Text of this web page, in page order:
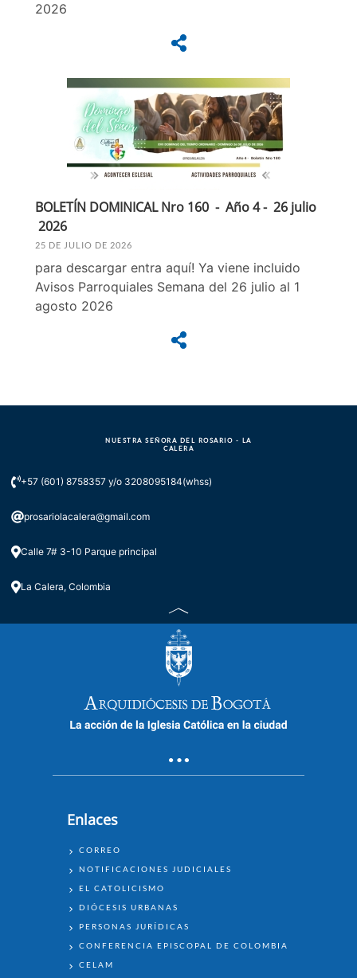
2026
BOLETÍN DOMINICAL Nro 160 - Año 4 - 26 julio
2026
25 DE JULIO DE 2026
para descargar entra aquí! Ya viene incluido
Avisos Parroquiales Semana del 26 julio al 1
agosto 2026
NUESTRA SEÑORA DEL ROSARIO - LA
CALERA
+57 (601) 8758357 y/o 3208095184(whss)
prosariolacalera@gmail.com
Calle 7# 3-10 Parque principal
La Calera, Colombia
Enlaces
ENLACES
CORREO
NOTIFICACIONES JUDICIALES
EL CATOLICISMO
DIÓCESIS URBANAS
PERSONAS JURÍDICAS
CONFERENCIA EPISCOPAL DE COLOMBIA
CELAM